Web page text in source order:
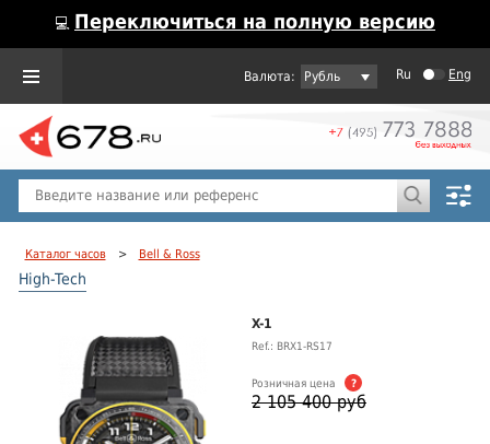
💻 Переключиться на полную версию
Рубль Ru Eng
Каталог часов > Bell & Ross
High-Tech
X-1
Ref.: BRX1-RS17
Розничная цена ?
2 105 400 руб